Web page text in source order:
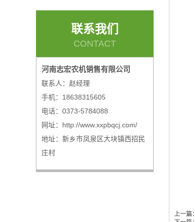
上一篇：
联系我们
CONTACT
河南志宏农机销售有限公司
联系人：赵经理
手机：18638315605
电话：0373-5784088
网址：http://www.xxpbqcj.com/
地址：新乡市凤泉区大块镇西招民
庄村